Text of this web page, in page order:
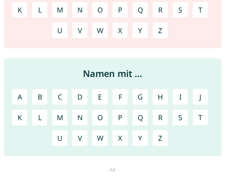
K L M N O P Q R S T
U V W X Y Z
Namen mit ...
A B C D E F G H I J
K L M N O P Q R S T
U V W X Y Z